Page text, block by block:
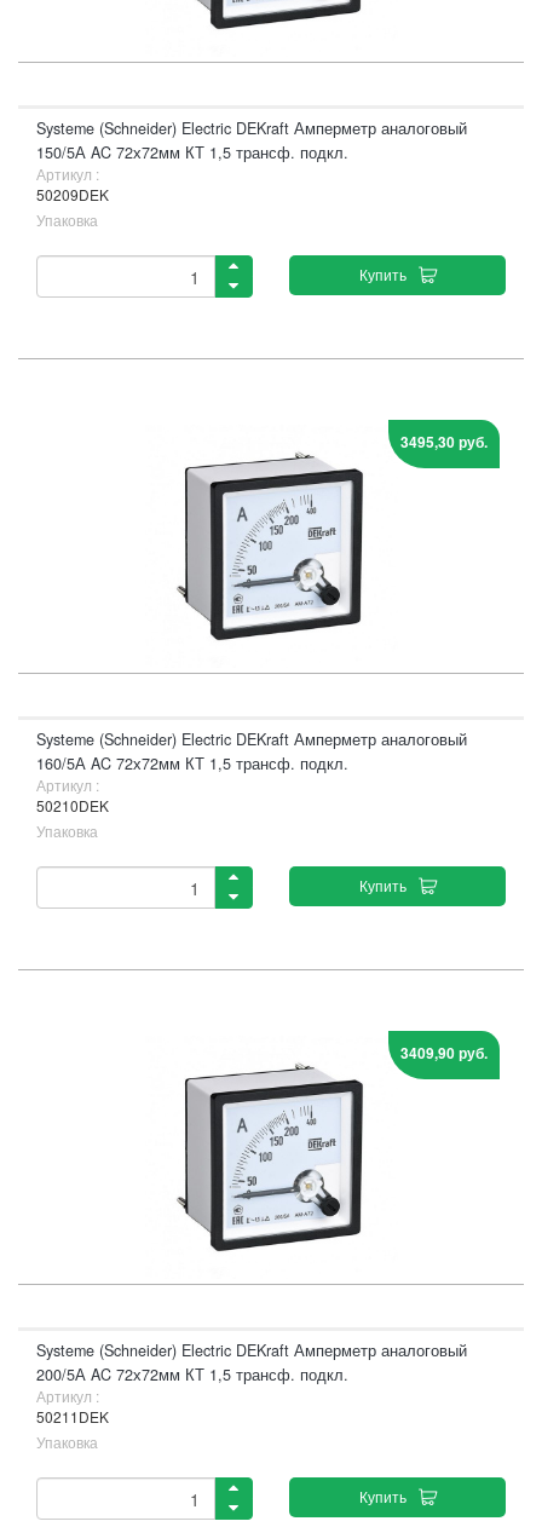
Systeme (Schneider) Electric DEKraft Амперметр аналоговый
150/5А AC 72х72мм КТ 1,5 трансф. подкл.
Артикул :
50209DEK
Упаковка
Купить
3495,30 руб.
Systeme (Schneider) Electric DEKraft Амперметр аналоговый
160/5А AC 72х72мм КТ 1,5 трансф. подкл.
Артикул :
50210DEK
Упаковка
Купить
3409,90 руб.
Systeme (Schneider) Electric DEKraft Амперметр аналоговый
200/5А AC 72х72мм КТ 1,5 трансф. подкл.
Артикул :
50211DEK
Упаковка
Купить